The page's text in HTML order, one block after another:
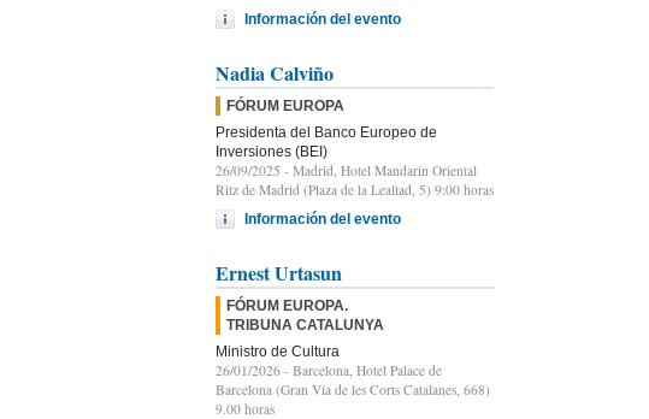
Información del evento
Nadia Calviño
FÓRUM EUROPA
Presidenta del Banco Europeo de
Inversiones (BEI)
26/09/2025 - Madrid, Hotel Mandarin Oriental
Ritz de Madrid (Plaza de la Lealtad, 5) 9:00 horas
Información del evento
Ernest Urtasun
FÓRUM EUROPA.
TRIBUNA CATALUNYA
Ministro de Cultura
26/01/2026 - Barcelona, Hotel Palace de
Barcelona (Gran Vía de les Corts Catalanes, 668)
9.00 horas